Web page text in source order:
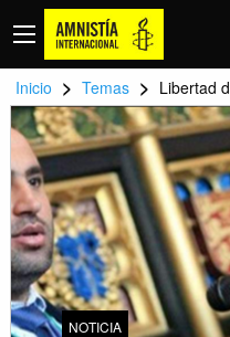
Inicio > Temas > Libertad
NOTICIA